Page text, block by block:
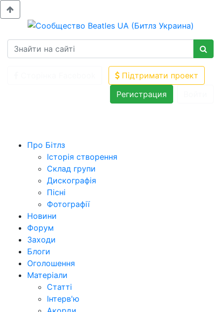
Підтримати проект
Регистрация
Про Бітлз
Історія створення
Склад групи
Дискографія
Пісні
Фотографії
Новини
Форум
Заходи
Блоги
Оголошення
Матеріали
Статті
Інтерв'ю